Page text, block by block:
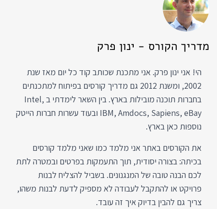
מדריך הקורס - ינון פרק
הי! אני ינון פרק. אני מתכנת שכותב קוד כל יום מאז שנת
2002, ומשנת 2012 גם מדריך קורסים בפיתוח למתכנתים
בחברות תוכנה מובילות בארץ. בין השאר לימדתי ב Intel,
IBM, Amdocs, Sapiens, eBay ובעוד עשרות חברות הייטק
נוספות כאן בארץ.
את הקורסים באתר אני מלמד כמו שאני מלמד קורסים
בכיתה: בצורה יסודית, תוך התעמקות בפרטים ובמטרה לתת
לכם הבנה טובה של המנגנונים. בשביל להצליח לבנות
פרויקט או להתקבל לעבודה לא מספיק לדעת לבנות משהו,
צריך גם להבין בדיוק איך זה עובד.